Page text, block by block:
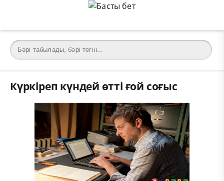
Күркіреп күндей өтті ғой соғыс